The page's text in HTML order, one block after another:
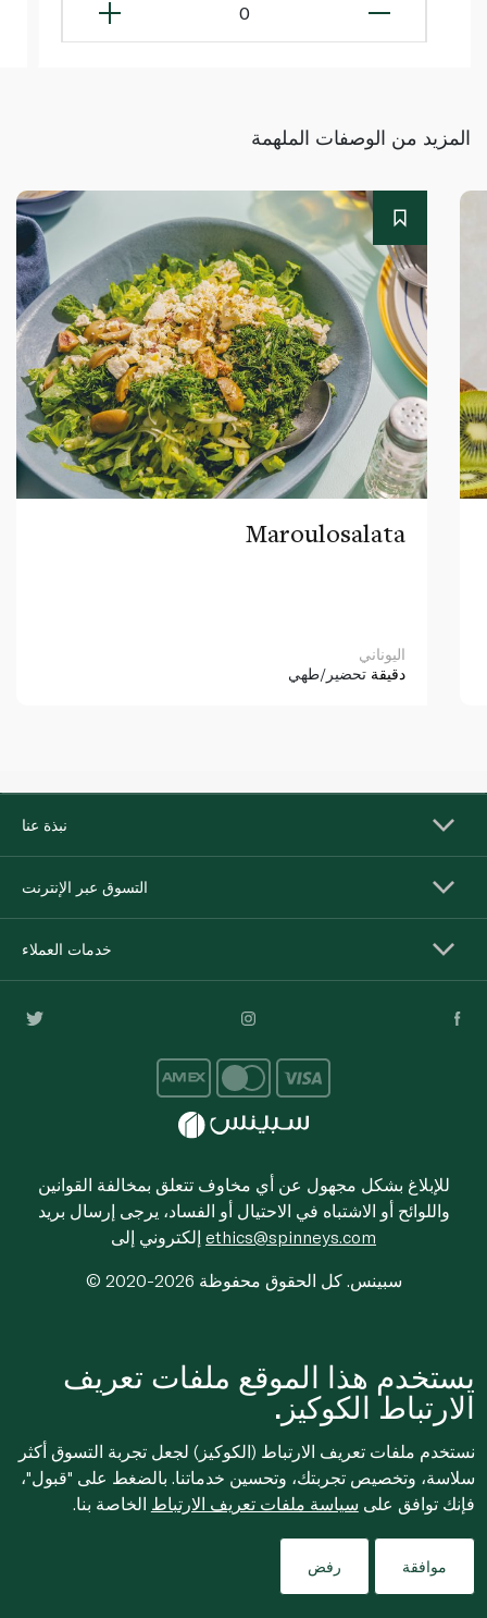
0
المزيد من الوصفات الملهمة
Maroulosalata
اليوناني
دقيقة تحضير/طهي
نبذة عنا
التسوق عبر الإنترنت
خدمات العملاء
للإبلاغ بشكل مجهول عن أي مخاوف تتعلق بمخالفة القوانين
واللوائح أو الاشتباه في الاحتيال أو الفساد، يرجى إرسال بريد
ethics@spinneys.com
© 2020-2026 سبينس. كل الحقوق محفوظة
يستخدم هذا الموقع ملفات تعريف
الارتباط الكوكيز.
نستخدم ملفات تعريف الارتباط (الكوكيز) لجعل تجربة التسوق أكثر
سلاسة، وتخصيص تجربتك، وتحسين خدماتنا. بالضغط على "قبول"،
فإنك توافق على سياسة ملفات تعريف الارتباط الخاصة بنا.
موافقة رفض